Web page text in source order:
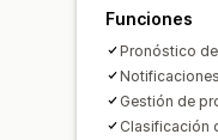
Funciones
Pronóstico
Gestión de
Clasificación